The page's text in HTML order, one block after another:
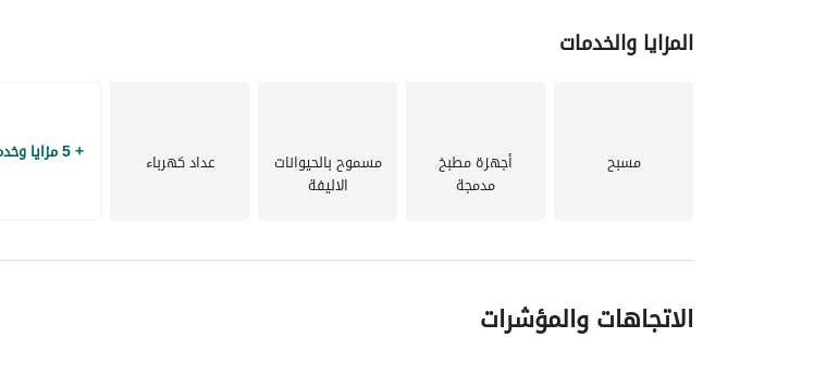
تكيف كونسيلد
المزايا والخدمات
مسبح أجهزة مطبخ
مدمجة
مسموح بالحيوانات
الاليفة
عداد كهرباء + 5 مزايا وخدمات
الاتجاهات والمؤشرات